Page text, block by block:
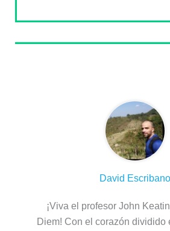
David Escribano
¡Viva el profesor John
Diem! Con el corazón dividido